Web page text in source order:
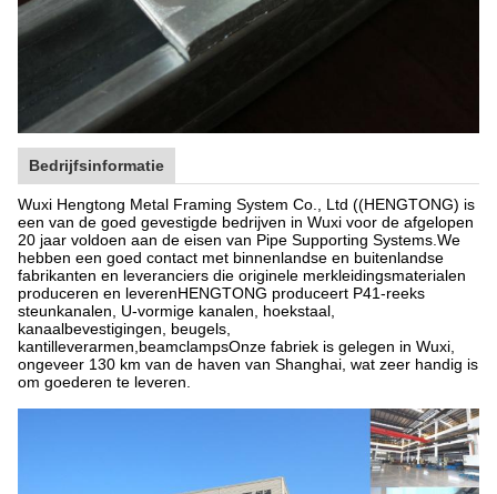
Bedrijfsinformatie
Wuxi Hengtong Metal Framing System Co., Ltd ((HENGTONG) is
een van de goed gevestigde bedrijven in Wuxi voor de afgelopen
20 jaar voldoen aan de eisen van Pipe Supporting Systems.We
hebben een goed contact met binnenlandse en buitenlandse
fabrikanten en leveranciers die originele merkleidingsmaterialen
produceren en leverenHENGTONG produceert P41-reeks
steunkanalen, U-vormige kanalen, hoekstaal,
kanaalbevestigingen, beugels,
kantilleverarmen,beamclampsOnze fabriek is gelegen in Wuxi,
ongeveer 130 km van de haven van Shanghai, wat zeer handig is
om goederen te leveren.